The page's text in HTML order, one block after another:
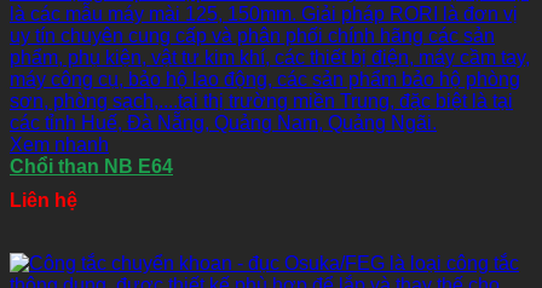
Xem nhanh
Chổi than NB E64
Liên hệ